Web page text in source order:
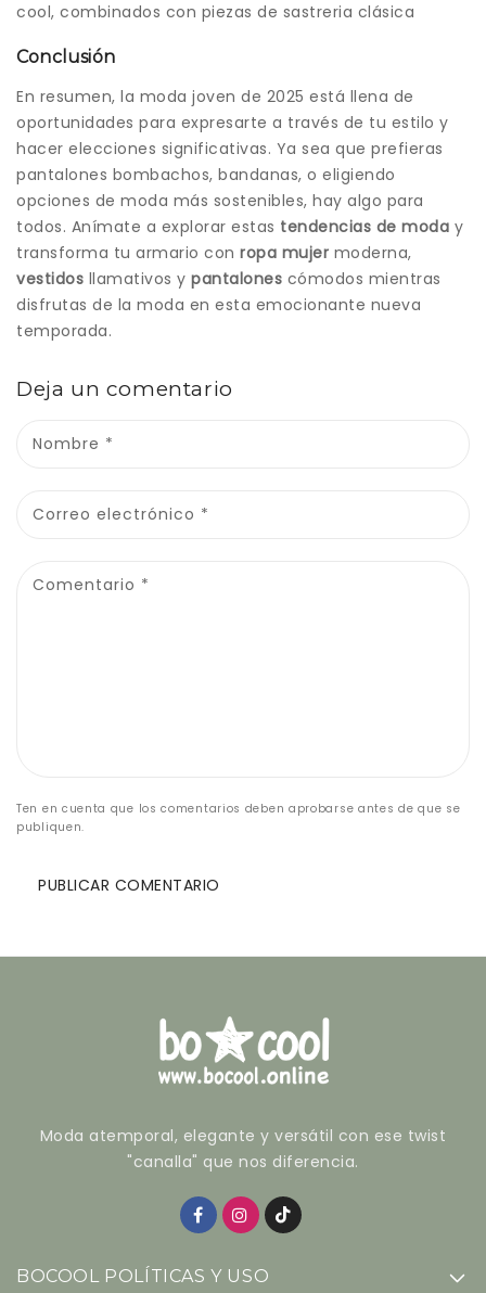
cool, combinados con piezas de sastreria clásica
Conclusión
En resumen, la moda joven de 2025 está llena de
oportunidades para expresarte a través de tu estilo y
hacer elecciones significativas. Ya sea que prefieras
pantalones bombachos, bandanas, o eligiendo
opciones de moda más sostenibles, hay algo para
todos. Anímate a explorar estas tendencias de moda y
transforma tu armario con ropa mujer moderna,
vestidos llamativos y pantalones cómodos mientras
disfrutas de la moda en esta emocionante nueva
temporada.
Deja un comentario
Nombre *
Correo electrónico *
Comentario *
Ten en cuenta que los comentarios deben aprobarse antes de que se
publiquen.
Moda atemporal, elegante y versátil con ese twist
"canalla" que nos diferencia.
BOCOOL POLÍTICAS Y USO